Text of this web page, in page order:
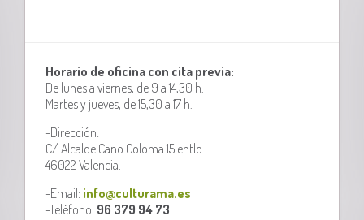
Horario de oficina con cita previa:
De lunes a viernes, de 9 a 14,30 h.
Martes y jueves, de 15,30 a 17 h.
-Dirección:
C/ Alcalde Cano Coloma 15 entlo.
46022 Valencia.
-Email: info@culturama.es
-Teléfono: 96 379 94 73